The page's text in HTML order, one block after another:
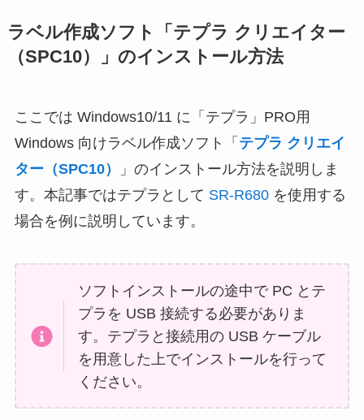
ラベル作成ソフト「テプラ クリエイター
（SPC10）」のインストール方法
ここでは Windows10/11 に「テプラ」PRO用
Windows 向けラベル作成ソフト「 テプラ クリエイ
ター（SPC10）
」のインストール方法を説明しま
す。本記事ではテプラとして SR-R680を使用する
場合を例に説明しています。
ソフトインストールの途中で PC とテ
プラを USB 接続する必要がありま
す。テプラと接続用の USB ケーブル
を用意した上でインストールを行って
ください。